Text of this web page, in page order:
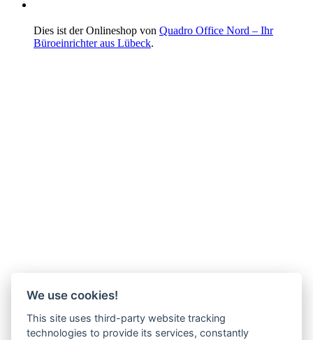
Dies ist der Onlineshop von Quadro Office Nord – Ihr
Büroeinrichter aus Lübeck.
We use cookies!
This site uses third-party website tracking
technologies to provide its services, constantly